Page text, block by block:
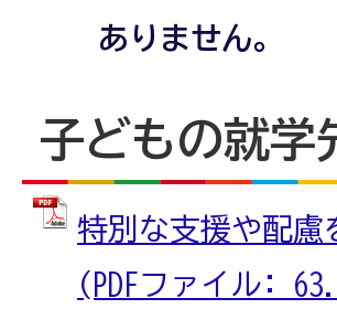
ありません。
子どもの就学
特別な支援や配慮
(PDFファイル: